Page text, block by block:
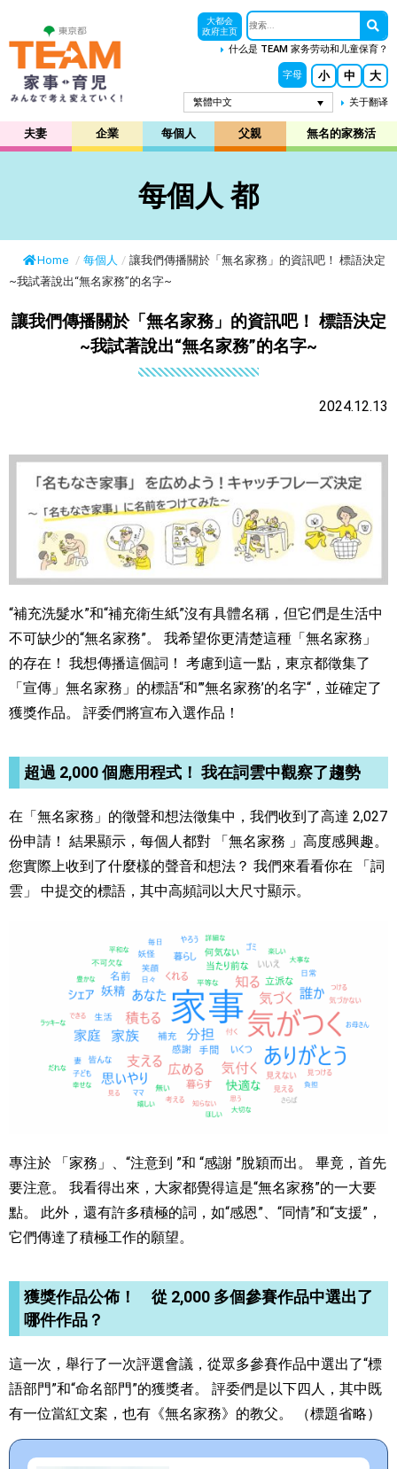
大都会
政府主页
什么是 TEAM 家务劳动和儿童保育？
字母 小 中 大
繁體中文 关于翻译
夫妻 企業 每個人 父親 無名的家務活
每個人 都
Home / 每個人 / 讓我們傳播關於「無名家務」的資訊吧！ 標語決定
~我試著說出“無名家務”的名字~
讓我們傳播關於「無名家務」的資訊吧！ 標語決定
~我試著說出“無名家務”的名字~
2024.12.13
“補充洗髮水”和“補充衛生紙”沒有具體名稱，但它們是生活中
不可缺少的“無名家務”。 我希望你更清楚這種「無名家務」
的存在！ 我想傳播這個詞！ 考慮到這一點，東京都徵集了
「宣傳」無名家務」的標語“和”’無名家務’的名字“，並確定了
獲獎作品。 評委們將宣布入選作品！
超過 2,000 個應用程式！ 我在詞雲中觀察了趨勢
在「無名家務」的徵聲和想法徵集中，我們收到了高達 2,027
份申請！ 結果顯示，每個人都對 「無名家務 」高度感興趣。
您實際上收到了什麼樣的聲音和想法？ 我們來看看你在 「詞
雲」 中提交的標語，其中高頻詞以大尺寸顯示。
專注於 「家務」、“注意到 ”和 “感謝 ”脫穎而出。 畢竟，首先
要注意。 我看得出來，大家都覺得這是“無名家務”的一大要
點。 此外，還有許多積極的詞，如“感恩”、“同情”和“支援”，
它們傳達了積極工作的願望。
獲獎作品公佈！ 從 2,000 多個參賽作品中選出了
哪件作品？
這一次，舉行了一次評選會議，從眾多參賽作品中選出了“標
語部門”和“命名部門”的獲獎者。 評委們是以下四人，其中既
有一位當紅文案，也有《無名家務》的教父。 （標題省略）